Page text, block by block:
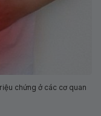
chứng ở các cơ quan